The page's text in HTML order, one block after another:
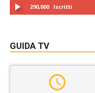
290,000 Iscritti
GUIDA TV